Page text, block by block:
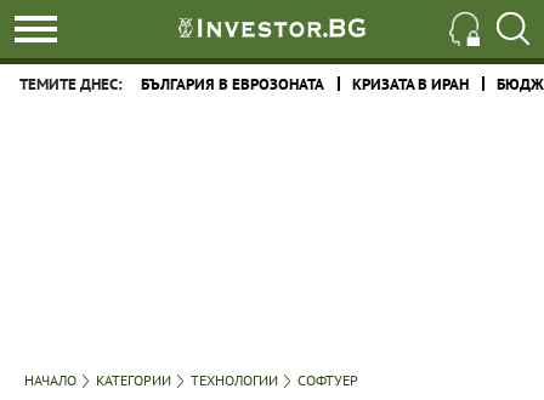
ТЕМИТЕ ДНЕС: БЪЛГАРИЯ В ЕВРОЗОНАТА КРИЗАТА В ИРАН
НАЧАЛО КАТЕГОРИИ ТЕХНОЛОГИИ СОФТУЕР